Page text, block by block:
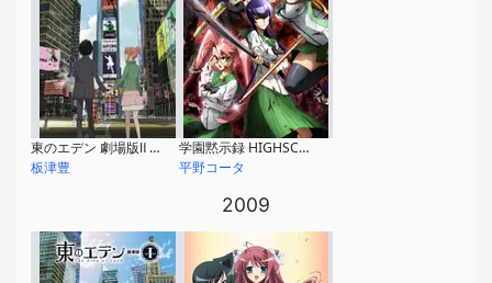
東のエデン 劇場版Ⅱ Paradise Lost
板津豊
学園黙示録 HIGHSCHOOL OF THE DEAD
平野コータ
2009